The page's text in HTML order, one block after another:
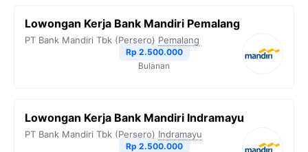
Lowongan Kerja Bank Mandiri Pemalang
PT Bank Mandiri Tbk (Persero) Pemalang
Rp 2.500.000
Bulanan
Lowongan Kerja Bank Mandiri Indramayu
PT Bank Mandiri Tbk (Persero) Indramayu
Rp 2.500.000